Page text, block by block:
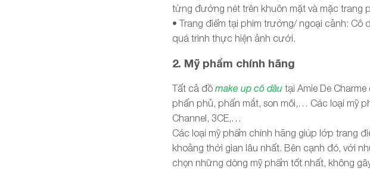
từng đường nét trên khuôn mặt và mặc trang
• Trang điểm tại phim trường/ ngoại cảnh: Cô
quá trình thực hiện ảnh cưới.
2. Mỹ phẩm chính hãng
Tất cả đồ make up cô dâutại Amie De
phấn phủ, phấn mắt, son môi,… Các loại mỹ
Channel, 3CE,…
Các loại mỹ phẩm chính hãng giúp lớp trang
khoảng thời gian lâu nhất. Bên cạnh đó, với
chọn những dòng mỹ phẩm tốt nhất, không